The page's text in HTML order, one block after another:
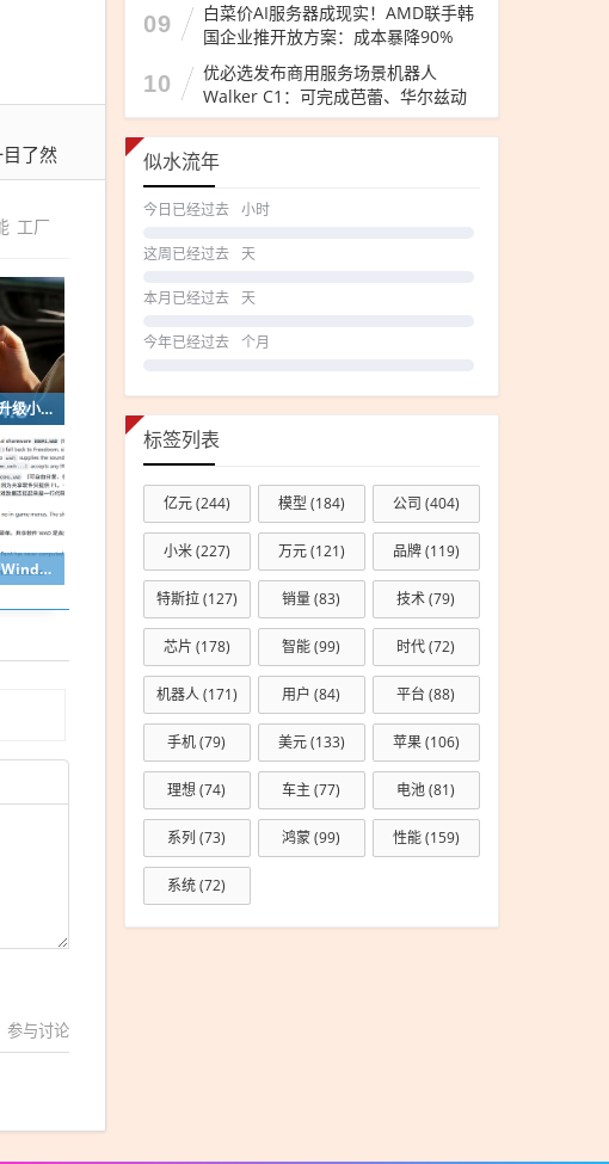
了然
工厂
REDMI K100 Pro系列升级小米青山护眼4.0：新增防晕车模式 坐车刷手机不易晕
微软CTO脑洞大开：用Windows画图当显示器跑Doom！逐帧粘贴到画布
参与讨论
09
白菜价AI服务器成现实！AMD联手韩
国企业推开放方案：成本暴降90%
10
优必选发布商用服务场景机器人
Walker C1：可完成芭蕾、华尔兹动
作
似水流年
今日已经过去 小时
这周已经过去 天
本月已经过去 天
今年已经过去 个月
标签列表
亿元(244) 模型 (184) 公司 (404)
小米(227) 万元(121) 品牌(119)
特斯拉(127) 销量(83) 技术(79)
芯片 (178) 智能(99) 时代(72)
机器人(171) 用户 (84) 平台 (88)
手机(79) 美元(133) 苹果(106)
理想(74) 车主 (77) 电池(81)
系列 (73) 鸿蒙(99) 性能(159)
系统(72)